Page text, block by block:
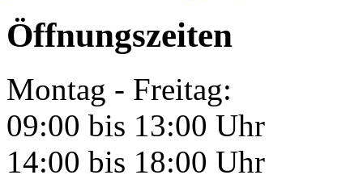
Öffnungszeiten
Montag - Freitag:
09:00 bis 13:00 Uhr
14:00 bis 18:00 Uhr